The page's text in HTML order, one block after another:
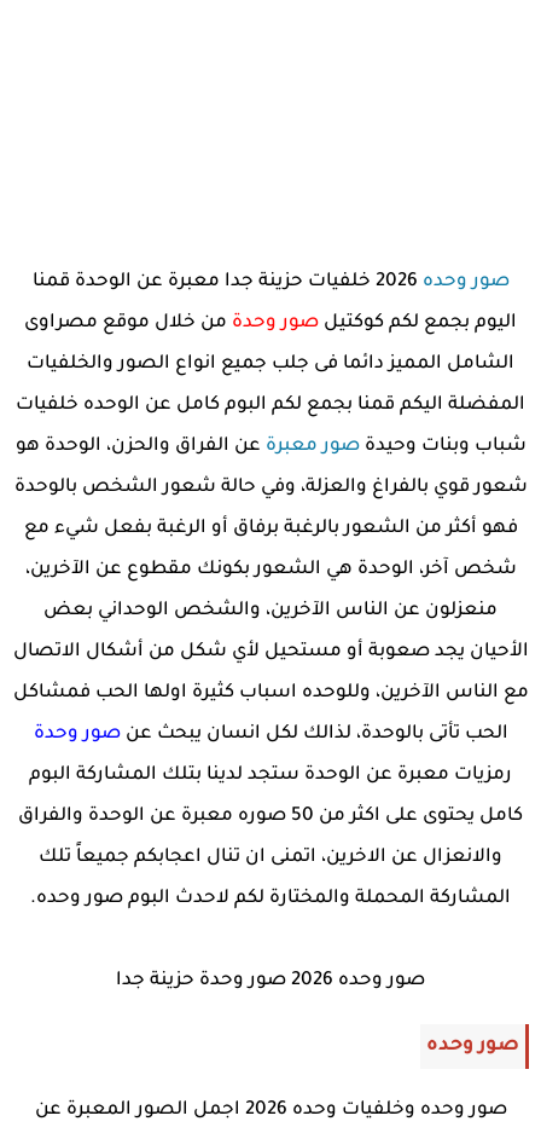
صور وحده
2026 خلفيات حزينة جدا معبرة عن الوحدة قمنا
اليوم بجمع لكم كوكتيل صور وحدة من خلال موقع مصراوى
الشامل المميز دائما فى جلب جميع انواع الصور والخلفيات
المفضلة اليكم قمنا بجمع لكم البوم كامل عن الوحده خلفيات
شباب وبنات وحيدةصور معبرة عن الفراق والحزن، الوحدة هو
شعور قوي بالفراغ والعزلة، وفي حالة شعور الشخص بالوحدة
فهو أكثر من الشعور بالرغبة برفاق أو الرغبة بفعل شيء مع
شخص آخر، الوحدة هي الشعور بكونك مقطوع عن الآخرين،
منعزلون عن الناس الآخرين، والشخص الوحداني بعض
الأحيان يجد صعوبة أو مستحيل لأي شكل من أشكال الاتصال
مع الناس الآخرين، وللوحده اسباب كثيرة اولها الحب فمشاكل
الحب تأتى بالوحدة، لذالك لكل انسان يبحث عن صور وحدة
رمزيات معبرة عن الوحدة ستجد لدينا بتلك المشاركة البوم
كامل يحتوى على اكثر من 50 صوره معبرة عن الوحدة والفراق
والانعزال عن الاخرين، اتمنى ان تنال اعجابكم جميعاً تلك
المشاركة المحملة والمختارة لكم لاحدث البوم صور وحده.
صور وحده 2026 صور وحدة حزينة جدا
صور وحده
صور وحده وخلفيات وحده 2026 اجمل الصور المعبرة عن